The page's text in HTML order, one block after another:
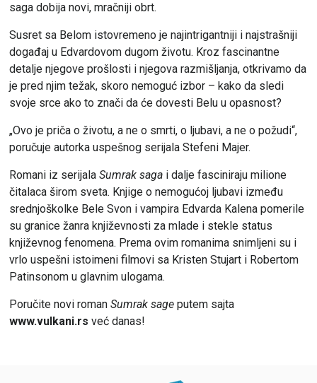
saga dobija novi, mračniji obrt.
Susret sa Belom istovremeno je najintrigantniji i najstrašniji
događaj u Edvardovom dugom životu. Kroz fascinantne
detalje njegove prošlosti i njegova razmišljanja, otkrivamo da
je pred njim težak, skoro nemoguć izbor – kako da sledi
svoje srce ako to znači da će dovesti Belu u opasnost?
„Ovo je priča o životu, a ne o smrti, o ljubavi, a ne o požudi“,
poručuje autorka uspešnog serijala Stefeni Majer.
Romani iz serijala Sumrak sagai dalje fasciniraju milione
čitalaca širom sveta. Knjige o nemogućoj ljubavi između
srednjoškolke Bele Svon i vampira Edvarda Kalena pomerile
su granice žanra književnosti za mlade i stekle status
književnog fenomena. Prema ovim romanima snimljeni su i
vrlo uspešni istoimeni filmovi sa Kristen Stujart i Robertom
Patinsonom u glavnim ulogama.
Poručite novi roman Sumrak sageputem sajta
www.vulkani.rs već danas!